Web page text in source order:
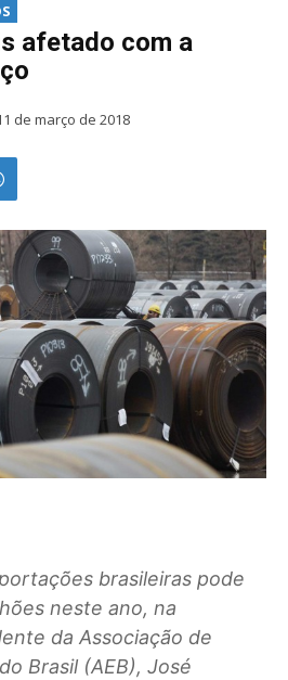
afetado com a
de março de 2018
brasileiras pode
neste ano, na
da Associação de
Brasil (AEB), José